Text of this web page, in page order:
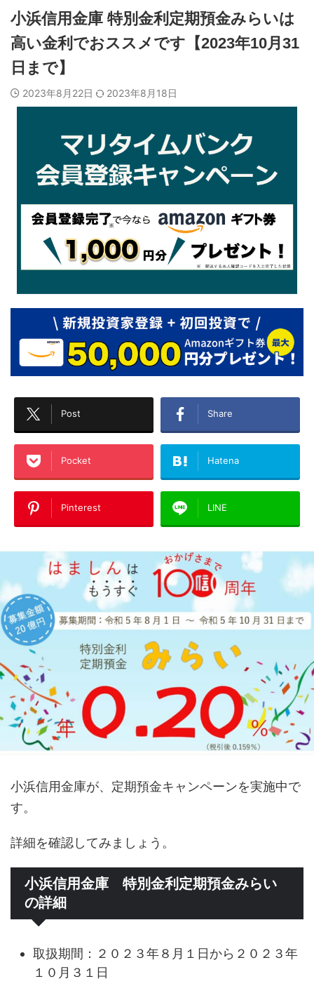
小浜信用金庫 特別金利定期預金みらいは
高い金利でおススメです【2023年10月31
日まで】
2023年8月22日 2023年8月18日
Post Share
Pocket Hatena
Pinterest LINE
小浜信用金庫が、定期預金キャンペーンを実施中で
す。
詳細を確認してみましょう。
小浜信用金庫 特別金利定期預金みらい
の詳細
取扱期間：２０２３年８月１日から２０２３年
１０月３１日